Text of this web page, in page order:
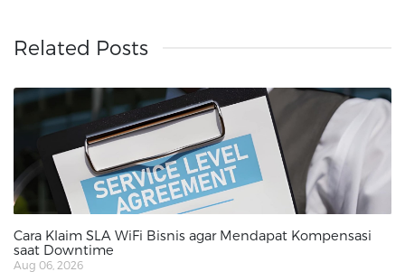
Related Posts
Cara Klaim SLA WiFi Bisnis agar Mendapat Kompensasi
saat Downtime
Aug 06, 2026